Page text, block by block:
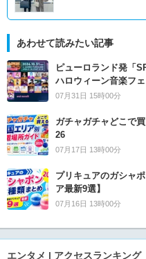
あわせて読みたい記事
ピューロランド発「
ハロウィーン音楽フェ
07月31日 15時00分
ガチャガチャどこで
26
07月17日 13時00分
プリキュアのガシャ
ア最新9選】
07月16日 13時00分
エンタメ | アクセスランキング